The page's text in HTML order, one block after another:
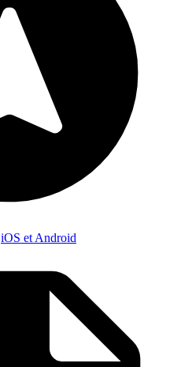
iOS et Android